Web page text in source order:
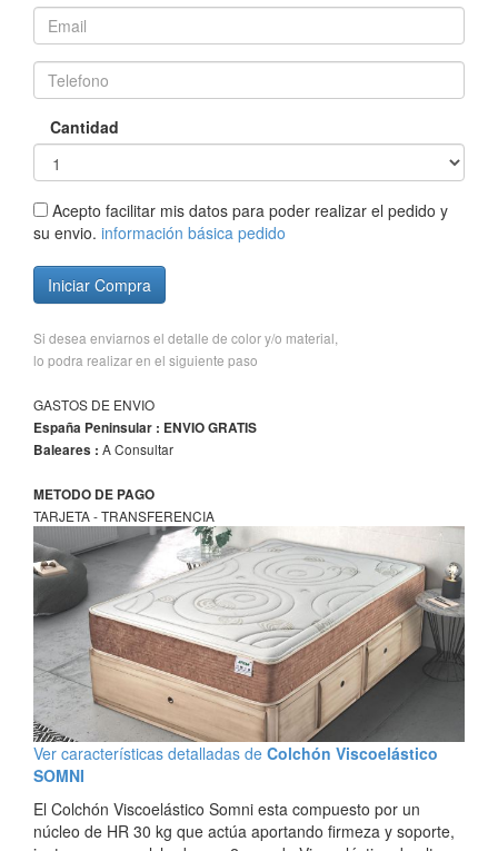
Cantidad
Acepto facilitar mis datos para poder realizar el pedido y
su envio. información básica pedido
Iniciar Compra
Si desea enviarnos el detalle de color y/o material,
lo podra realizar en el siguiente paso
GASTOS DE ENVIO
España Peninsular : ENVIO GRATIS
Baleares : A Consultar
METODO DE PAGO
TARJETA - TRANSFERENCIA
Ver características detalladas de Colchón Viscoelástico
SOMNI
El Colchón Viscoelástico Somni esta compuesto por un
núcleo de HR 30 kg que actúa aportando firmeza y soporte,